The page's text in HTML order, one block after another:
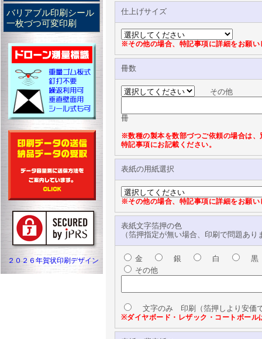
バリアブル印刷シール
一枚づつ可変印刷
２０２６年賀状印刷デザイン
仕上げサイズ
※その他の場合、特記事項に詳細をお願い
冊数
その他
冊
※数種の製本を数部づつご依頼の場合は、
特記事項にお記載ください。
表紙の用紙選択
※その他の場合、特記事項に詳細をお願い
表紙文字箔押の色
（箔押指定が無い場合、印刷で問題あり
金 銀 白
黒
その他
文字のみ 印刷（箔押しより安価
※ダイヤボード・レザック・コートボール